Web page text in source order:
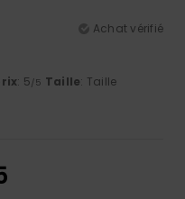
Achat vérifié
: 5/5 Taille: Taille